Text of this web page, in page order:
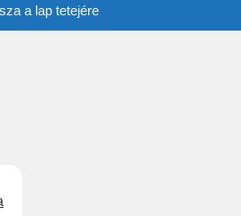
a lap tetejére